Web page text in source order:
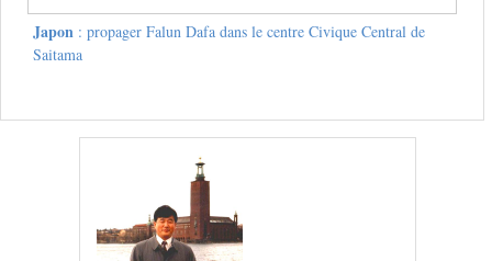
Japon : propager Falun Dafa dans le centre Civique Central de
Saitama